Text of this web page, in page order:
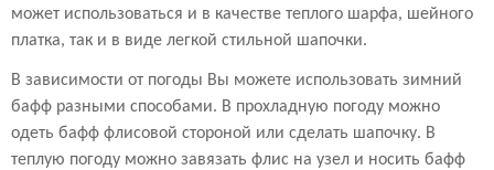
может использоваться и в качестве теплого шарфа, шейного
платка, так и в виде легкой стильной шапочки.
В зависимости от погоды Вы можете использовать зимний
бафф разными способами. В прохладную погоду можно
одеть бафф флисовой стороной или сделать шапочку. В
теплую погоду можно завязать флис на узел и носить бафф